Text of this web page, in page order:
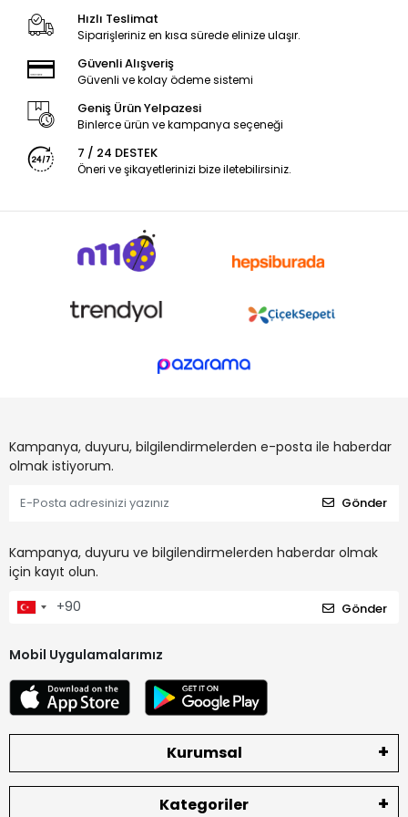
Hızlı Teslimat
Siparişleriniz en kısa sürede elinize ulaşır.
Güvenli Alışveriş
Güvenli ve kolay ödeme sistemi
Geniş Ürün Yelpazesi
Binlerce ürün ve kampanya seçeneği
7 / 24 DESTEK
Öneri ve şikayetlerinizi bize iletebilirsiniz.
Kampanya, duyuru, bilgilendirmelerden e-posta ile haberdar
olmak istiyorum.
Gönder
Kampanya, duyuru ve bilgilendirmelerden haberdar olmak
için kayıt olun.
Gönder
Mobil Uygulamalarımız
Kurumsal
Kategoriler